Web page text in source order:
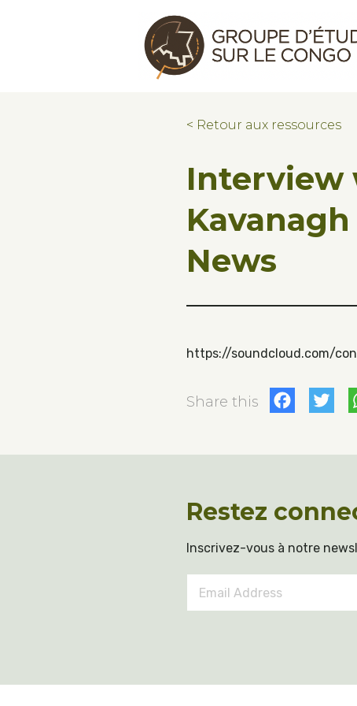
Congo Research Group | Groupe
< Retour aux ressources
Interview
News
https://soundcloud.com/
Share this
Restez
Inscrivez-vous à notre
Address *